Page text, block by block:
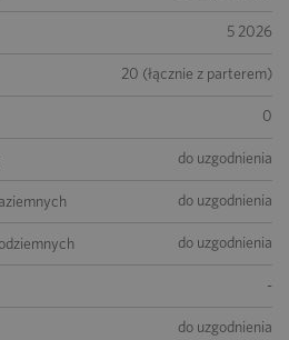
5 2026
20 (łącznie z parterem)
0
do uzgodnienia
do uzgodnienia
do uzgodnienia
-
do uzgodnienia